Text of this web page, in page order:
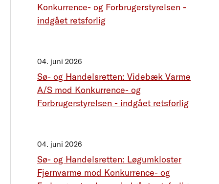
Konkurrence- og Forbrugerstyrelsen -
indgået retsforlig
04. juni 2026
Sø- og Handelsretten: Videbæk Varme
A/S mod Konkurrence- og
Forbrugerstyrelsen - indgået retsforlig
04. juni 2026
Sø- og Handelsretten: Løgumkloster
Fjernvarme mod Konkurrence- og